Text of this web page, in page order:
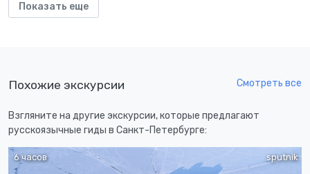
Показать еще
Похожие экскурсии Смотреть все
Взгляните на другие экскурсии, которые предлагают
русскоязычные гиды в Санкт-Петербурге:
sputnik
6 часов